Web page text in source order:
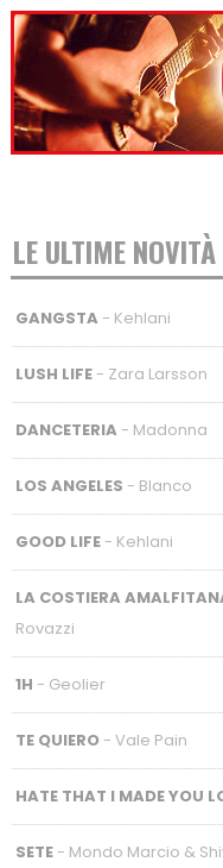
LE ULTIME NOVITÀ
GANGSTA - Kehlani
LUSH LIFE- Zara Larsson
DANCETERIA - Madonna
LOS ANGELES - Blanco
GOOD LIFE- Kehlani
LA COSTIERA
Rovazzi
1H - Geolier
TE QUIERO- Vale Pain
HATE THAT I MADE YOU
SETE- Mondo Marcio &